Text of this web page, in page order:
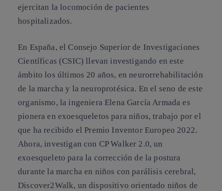
ejercitan la locomoción de pacientes
hospitalizados.
En España, el Consejo Superior de Investigaciones
Científicas (CSIC) llevan investigando en este
ámbito los últimos 20 años, en neurorrehabilitación
de la marcha y la neuroprotésica. En el seno de este
organismo, la ingeniera Elena García Armada es
pionera en exoesqueletos para niños, trabajo por el
que ha recibido el Premio Inventor Europeo 2022.
Ahora, investigan con CP Walker 2.0, un
exoesqueleto para la corrección de la postura
durante la marcha en niños con parálisis cerebral,
Discover2Walk, un dispositivo orientado niños de